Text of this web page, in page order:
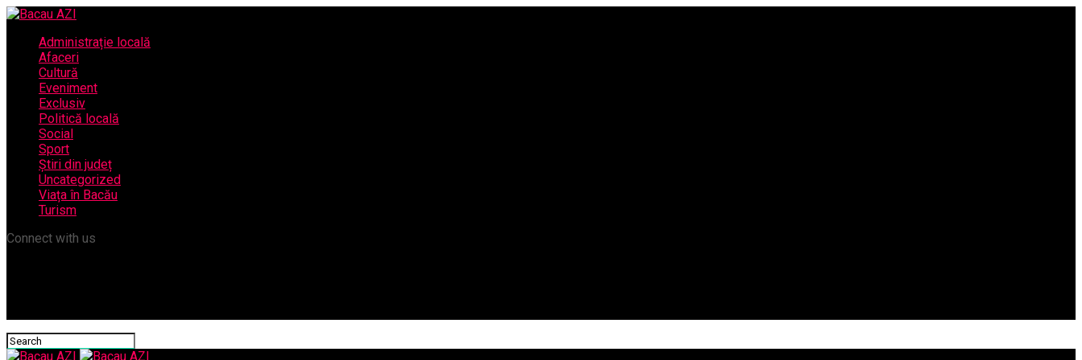
Administrație locală
Afaceri
Cultură
Eveniment
Exclusiv
Politică locală
Social
Sport
Știri din județ
Uncategorized
Viața în Bacău
Turism
Connect with us